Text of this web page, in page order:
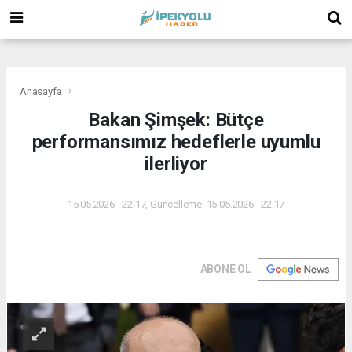
Anasayfa
Bakan Şimşek: Bütçe
performansımız hedeflerle uyumlu
ilerliyor
15.05.2026 - 22:17, Güncelleme: 15.05.2026 - 22:17
ABONE OL